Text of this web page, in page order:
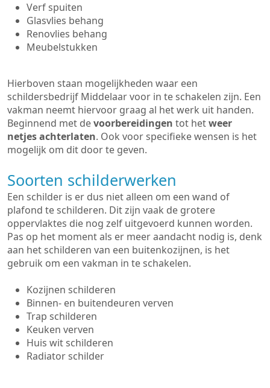
Verf spuiten
Glasvlies behang
Renovlies behang
Meubelstukken
Hierboven staan mogelijkheden waar een
schildersbedrijf Middelaar voor in te schakelen zijn. Een
vakman neemt hiervoor graag al het werk uit handen.
Beginnend met devoorbereidingen tot hetweer
netjes achterlaten. Ook voor specifieke wensen is het
mogelijk om dit door te geven.
Soorten schilderwerken
Een schilder is er dus niet alleen om een wand of
plafond te schilderen. Dit zijn vaak de grotere
oppervlaktes die nog zelf uitgevoerd kunnen worden.
Pas op het moment als er meer aandacht nodig is, denk
aan het schilderen van een buitenkozijnen, is het
gebruik om een vakman in te schakelen.
Kozijnen schilderen
Binnen- en buitendeuren verven
Trap schilderen
Keuken verven
Huis wit schilderen
Radiator schilder